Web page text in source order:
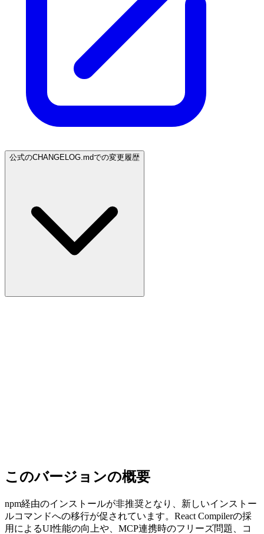
公式のCHANGELOG.mdでの変更履歴
このバージョンの概要
npm経由のインストールが非推奨となり、新しいインストー
ルコマンドへの移行が促されています。React Compilerの採
用によるUI性能の向上や、MCP連携時のフリーズ問題、コ